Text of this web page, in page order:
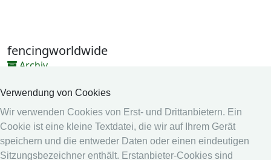
Verwendung von Cookies
Wir verwenden Cookies von Erst- und Drittanbietern. Ein
Cookie ist eine kleine Textdatei, die wir auf Ihrem Gerät
speichern und die entweder Daten oder einen eindeutigen
Sitzungsbezeichner enthält. Erstanbieter-Cookies sind
fencingworldwide
Archiv
Online System
Online System